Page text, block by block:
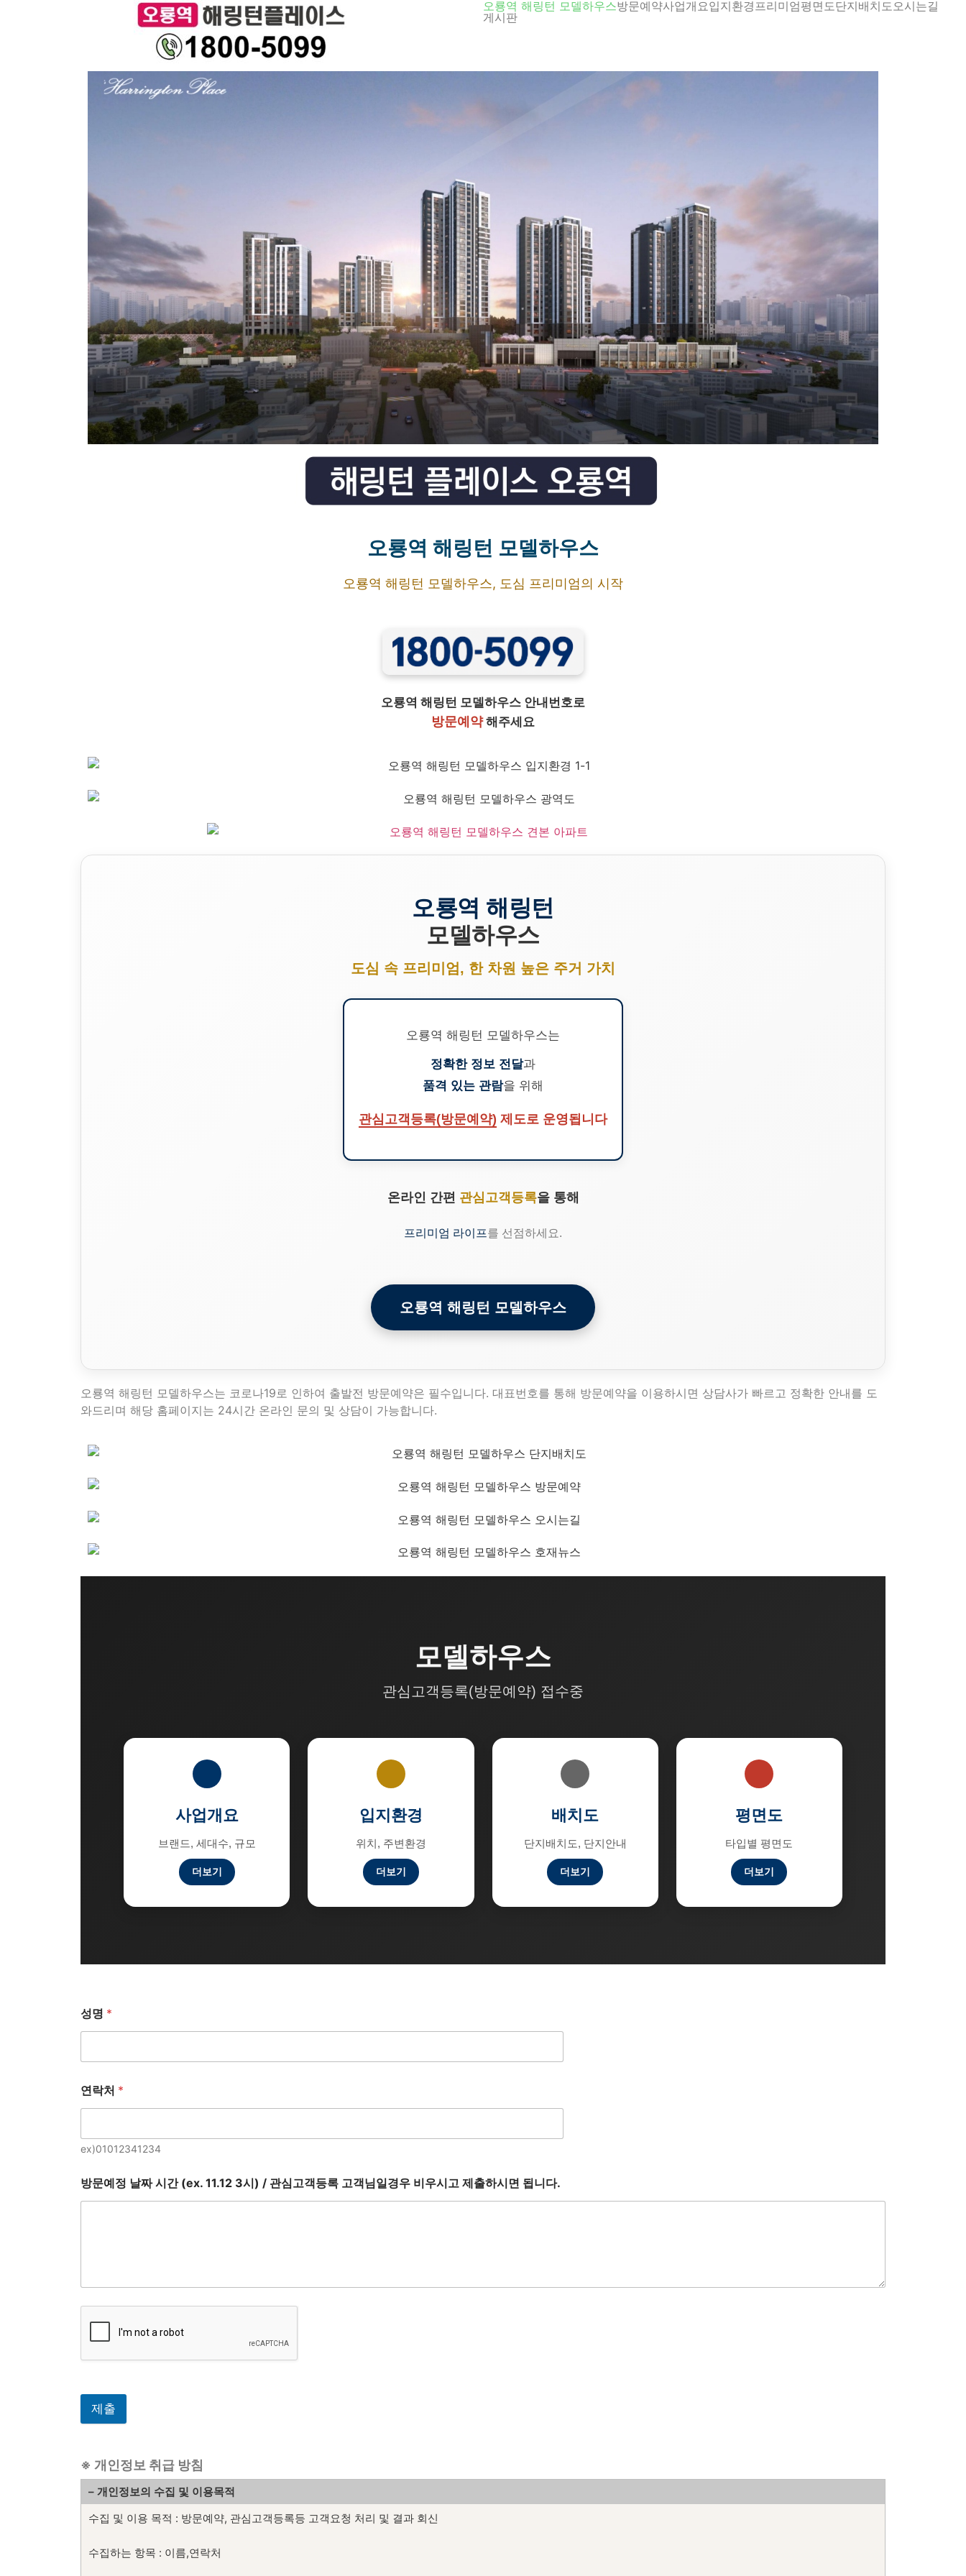
오룡역 해링턴 모델하우스방문예약사업개요입지환경프리미엄평면도단지배치도오시는길
게시판
오룡역 해링턴 모델하우스
오룡역 해링턴 모델하우스, 도심 프리미엄의 시작
오룡역 해링턴 모델하우스 안내번호로
방문예약해주세요
오룡역 해링턴
모델하우스
도심 속 프리미엄, 한 차원 높은 주거 가치
오룡역 해링턴 모델하우스는
정확한 정보 전달과
품격 있는 관람을 위해
관심고객등록(방문예약) 제도로 운영됩니다
온라인 간편 관심고객등록을 통해
프리미엄 라이프를 선점하세요.
오룡역 해링턴 모델하우스
오룡역 해링턴 모델하우스는 코로나19로 인하여 출발전 방문예약은 필수입니다. 대표번호를 통해 방문예약을 이용하시면 상담사가 빠르고 정확한 안내를 도
와드리며 해당 홈페이지는 24시간 온라인 문의 및 상담이 가능합니다.
모델하우스
관심고객등록(방문예약) 접수중
사업개요
브랜드, 세대수, 규모
더보기
입지환경
위치, 주변환경
더보기
배치도
단지배치도, 단지안내
더보기
평면도
타입별 평면도
더보기
성명 *
연락처 *
ex)01012341234
방문예정 날짜 시간 (ex. 11.12 3시) / 관심고객등록 고객님일경우 비우시고 제출하시면 됩니다.
제출
※ 개인정보 취급 방침
– 개인정보의 수집 및 이용목적
수집 및 이용 목적 : 방문예약, 관심고객등록등 고객요청 처리 및 결과 회신
수집하는 항목 : 이름,연락처